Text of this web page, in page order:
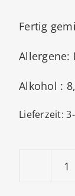
Fertig
Allergene:
Alkohol :
Lieferzeit: